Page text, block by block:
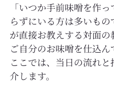
「いつか手前味噌を作
らずにいる方は多いも
が直接お教えする対面
ご自分のお味噌を仕込ん
ここでは、当日の流れ
介します。